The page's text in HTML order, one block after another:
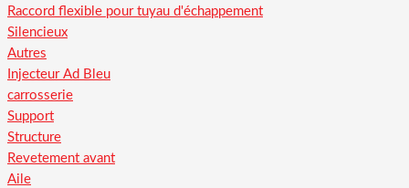
Raccord flexible pour tuyau d'échappement
Silencieux
Autres
Injecteur Ad Bleu
carrosserie
Support
Structure
Revetement avant
Aile